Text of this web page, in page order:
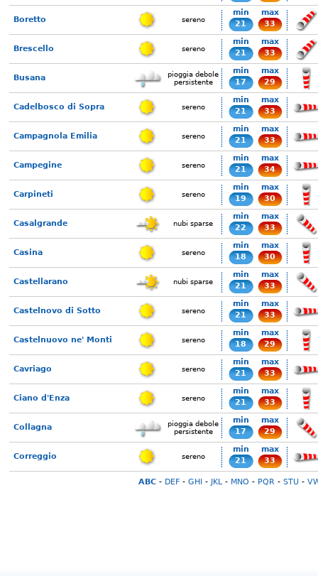
Boretto sereno
min
21
max
33
Brescello sereno
min
21
max
33
Busana
pioggia debole
persistente
min
17
max
29
Cadelbosco di Sopra sereno
min
21
max
33
Campagnola Emilia sereno
min
21
max
33
Campegine sereno
min
21
max
34
Carpineti sereno
min
19
max
30
Casalgrande nubi sparse
min
22
max
33
Casina sereno
min
18
max
30
Castellarano nubi sparse
min
21
max
33
Castelnovo di Sotto sereno
min
21
max
33
Castelnuovo ne' Monti sereno
min
18
max
29
Cavriago sereno
min
21
max
33
Ciano d'Enza sereno
min
21
max
33
Collagna
pioggia debole
persistente
min
17
max
29
Correggio sereno
min
21
max
33
ABC- DEF- GHI- JKL- MNO - PQR - STU -